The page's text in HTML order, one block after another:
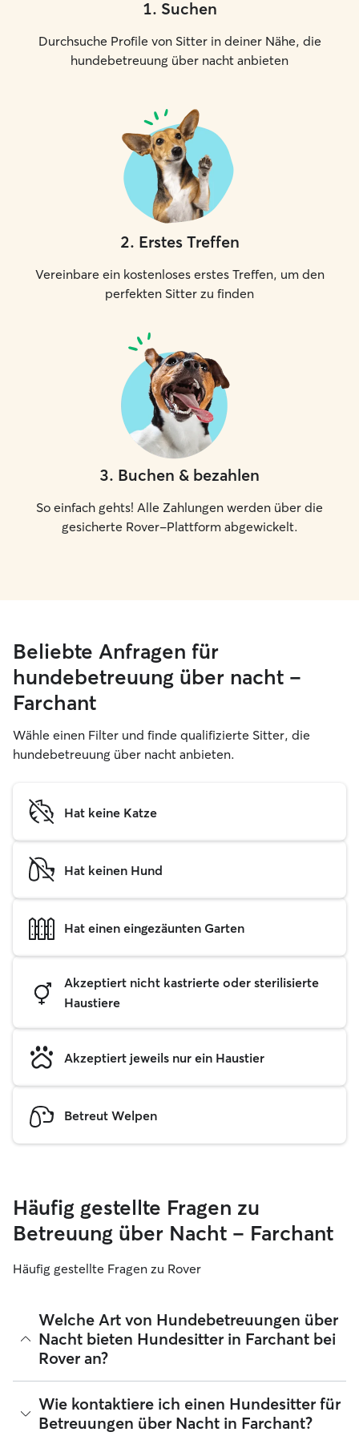
1. Suchen
Durchsuche Profile von Sitter in deiner Nähe, die
hundebetreuung über nacht anbieten
2. Erstes Treffen
Vereinbare ein kostenloses erstes Treffen, um den
perfekten Sitter zu finden
3. Buchen & bezahlen
So einfach gehts! Alle Zahlungen werden über die
gesicherte Rover-Plattform abgewickelt.
Beliebte Anfragen für
hundebetreuung über nacht –
Farchant
Wähle einen Filter und finde qualifizierte Sitter, die
hundebetreuung über nacht anbieten.
Hat keine Katze
Hat keinen Hund
Hat einen eingezäunten Garten
Akzeptiert nicht kastrierte oder sterilisierte
Haustiere
Akzeptiert jeweils nur ein Haustier
Betreut Welpen
Häufig gestellte Fragen zu
Betreuung über Nacht – Farchant
Häufig gestellte Fragen zu Rover
Welche Art von Hundebetreuungen über
Nacht bieten Hundesitter in Farchant bei
Rover an?
Mit Rover findest du ganz leicht Hundesitter für
Betreuungen über Nacht in Farchant, die sich in ihrem
Zuhause liebevoll um deinen Hund kümmern. Die
Wie kontaktiere ich einen Hundesitter für
Betreuungen über Nacht in Farchant?